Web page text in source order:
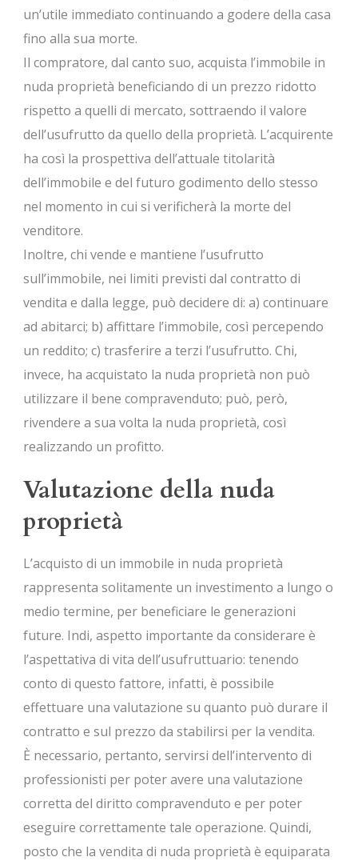
un’utile immediato continuando a godere della casa
fino alla sua morte.
Il compratore, dal canto suo, acquista l’immobile in
nuda proprietà beneficiando di un prezzo ridotto
rispetto a quelli di mercato, sottraendo il valore
dell’usufrutto da quello della proprietà. L’acquirente
ha così la prospettiva dell’attuale titolarità
dell’immobile e del futuro godimento dello stesso
nel momento in cui si verificherà la morte del
venditore.
Inoltre, chi vende e mantiene l’usufrutto
sull’immobile, nei limiti previsti dal contratto di
vendita e dalla legge, può decidere di: a) continuare
ad abitarci; b) affittare l’immobile, così percependo
un reddito; c) trasferire a terzi l’usufrutto. Chi,
invece, ha acquistato la nuda proprietà non può
utilizzare il bene compravenduto; può, però,
rivendere a sua volta la nuda proprietà, così
realizzando un profitto.
Valutazione della nuda
proprietà
L’acquisto di un immobile in nuda proprietà
rappresenta solitamente un investimento a lungo o
medio termine, per beneficiare le generazioni
future. Indi, aspetto importante da considerare è
l’aspettativa di vita dell’usufruttuario: tenendo
conto di questo fattore, infatti, è possibile
effettuare una valutazione su quanto può durare il
contratto e sul prezzo da stabilirsi per la vendita.
È necessario, pertanto, servirsi dell’intervento di
professionisti per poter avere una valutazione
corretta del diritto compravenduto e per poter
eseguire correttamente tale operazione. Quindi,
posto che la vendita di nuda proprietà è equiparata